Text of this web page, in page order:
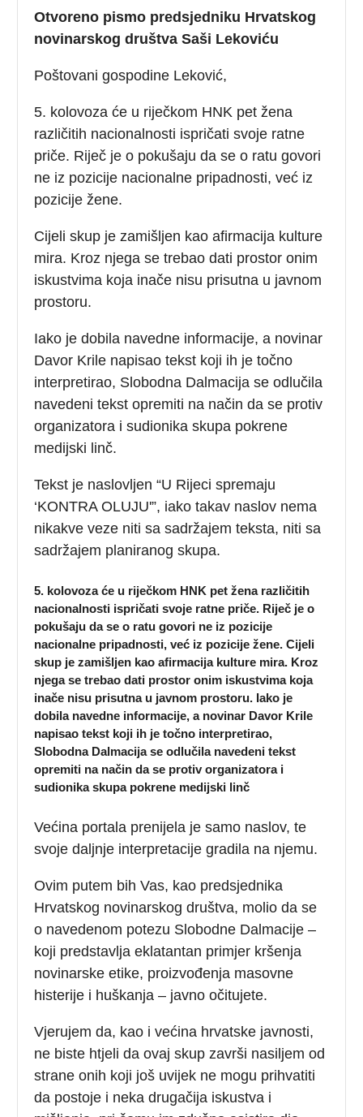
Otvoreno pismo predsjedniku Hrvatskog
novinarskog društva Saši Lekoviću
Poštovani gospodine Leković,
5. kolovoza će u riječkom HNK pet žena
različitih nacionalnosti ispričati svoje ratne
priče. Riječ je o pokušaju da se o ratu govori
ne iz pozicije nacionalne pripadnosti, već iz
pozicije žene.
Cijeli skup je zamišljen kao afirmacija kulture
mira. Kroz njega se trebao dati prostor onim
iskustvima koja inače nisu prisutna u javnom
prostoru.
Iako je dobila navedne informacije, a novinar
Davor Krile napisao tekst koji ih je točno
interpretirao, Slobodna Dalmacija se odlučila
navedeni tekst opremiti na način da se protiv
organizatora i sudionika skupa pokrene
medijski linč.
Tekst je naslovljen “U Rijeci spremaju
‘KONTRA OLUJU'”, iako takav naslov nema
nikakve veze niti sa sadržajem teksta, niti sa
sadržajem planiranog skupa.
5. kolovoza će u riječkom HNK pet žena različitih
nacionalnosti ispričati svoje ratne priče. Riječ je o
pokušaju da se o ratu govori ne iz pozicije
nacionalne pripadnosti, već iz pozicije žene. Cijeli
skup je zamišljen kao afirmacija kulture mira. Kroz
njega se trebao dati prostor onim iskustvima koja
inače nisu prisutna u javnom prostoru. Iako je
dobila navedne informacije, a novinar Davor Krile
napisao tekst koji ih je točno interpretirao,
Slobodna Dalmacija se odlučila navedeni tekst
opremiti na način da se protiv organizatora i
sudionika skupa pokrene medijski linč
Većina portala prenijela je samo naslov, te
svoje daljnje interpretacije gradila na njemu.
Ovim putem bih Vas, kao predsjednika
Hrvatskog novinarskog društva, molio da se
o navedenom potezu Slobodne Dalmacije –
koji predstavlja eklatantan primjer kršenja
novinarske etike, proizvođenja masovne
histerije i huškanja – javno očitujete.
Vjerujem da, kao i većina hrvatske javnosti,
ne biste htjeli da ovaj skup završi nasiljem od
strane onih koji još uvijek ne mogu prihvatiti
da postoje i neka drugačija iskustva i